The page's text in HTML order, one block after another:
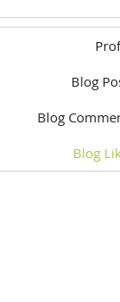
Blog
Blog
Blog